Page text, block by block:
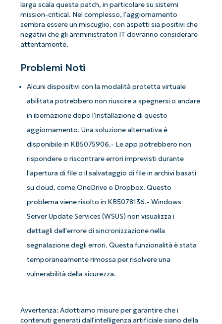
larga scala questa patch, in particolare su sistemi
mission-critical. Nel complesso, l'aggiornamento
sembra essere un miscuglio, con aspetti sia positivi che
negativi che gli amministratori IT dovranno considerare
attentamente.
Problemi Noti
Alcuni dispositivi con la modalità protetta virtuale
abilitata potrebbero non riuscire a spegnersi o andare
in ibernazione dopo l'installazione di questo
aggiornamento. Una soluzione alternativa è
disponibile in KB5075906.- Le app potrebbero non
rispondere o riscontrare errori imprevisti durante
l'apertura di file o il salvataggio di file in archivi basati
su cloud, come OneDrive o Dropbox. Questo
problema viene risolto in KB5078136.- Windows
Server Update Services (WSUS) non visualizza i
dettagli dell'errore di sincronizzazione nella
segnalazione degli errori. Questa funzionalità è stata
temporaneamente rimossa per risolvere una
vulnerabilità della sicurezza.
Avvertenza: Adottiamo misure per garantire che i
contenuti generati dall'intelligenza artificiale siano della
Iniziate con le analisi KB guidate
dall'AI di NinjaOne!
accesso completo a tutte le funzionalità.
name*
Business